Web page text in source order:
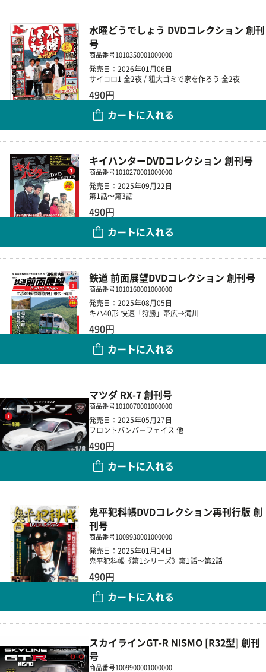
水曜どうでしょう DVDコレクション 創刊
号
商品番号1010350001000000
発売日：2026年01月06日
サイコロ1 全2夜 / 粗大ゴミで家を作ろう 全2夜
490円
カートに入れる
キイハンターDVDコレクション 創刊号
商品番号1010270001000000
発売日：2025年09月22日
第1話～第3話
490円
カートに入れる
鉄道 前面展望DVDコレクション 創刊号
商品番号1010160001000000
発売日：2025年08月05日
キハ40形 快速「狩勝」帯広→滝川
490円
カートに入れる
マツダ RX-7 創刊号
商品番号1010070001000000
発売日：2025年05月27日
フロントバンパーフェイス 他
490円
カートに入れる
鬼平犯科帳DVDコレクション再刊行版 創
刊号
商品番号1009930001000000
発売日：2025年01月14日
鬼平犯科帳《第1シリーズ》第1話～第2話
490円
カートに入れる
スカイラインGT-R NISMO [R32型] 創刊
号
商品番号1009900001000000